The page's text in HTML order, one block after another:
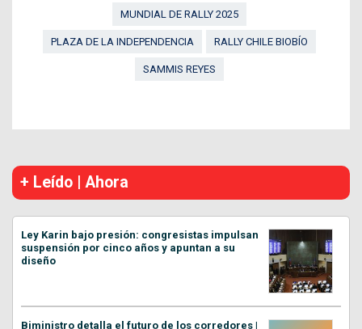
MUNDIAL DE RALLY 2025
PLAZA DE LA INDEPENDENCIA RALLY CHILE BIOBÍO
SAMMIS REYES
+ Leído | Ahora
Ley Karin bajo presión: congresistas impulsan
suspensión por cinco años y apuntan a su
diseño
Biministro detalla el futuro de los corredores |